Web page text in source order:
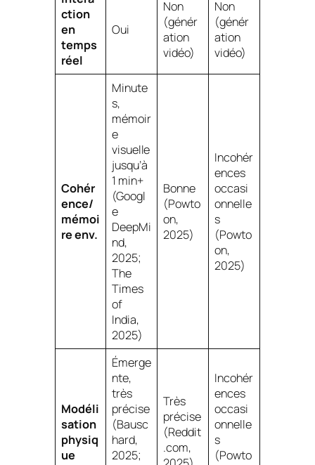
ction
en
temps
réel
Oui
Non
(génér
ation
vidéo)
Non
(génér
ation
vidéo)
Cohér
ence/
mémoi
re env.
Minute
s,
mémoir
e
visuelle
jusqu’à
1 min+
(Googl
e
DeepMi
nd,
2025;
The
Times
of
India,
2025)
Bonne
(Powto
on,
2025)
Incohér
ences
occasi
onnelle
s
(Powto
on,
2025)
Modéli
sation
physiq
ue
Émerge
nte,
très
précise
(Bausc
hard,
2025;
Très
précise
(Reddit
.com,
Incohér
ences
occasi
onnelle
s
(Powto